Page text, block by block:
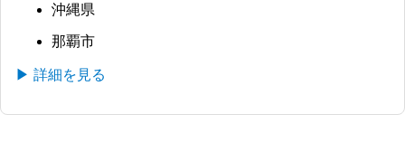
沖縄県
那覇市
▶ 詳細を見る